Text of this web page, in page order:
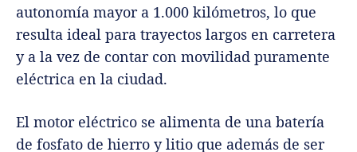
autonomía mayor a 1.000 kilómetros, lo que
resulta ideal para trayectos largos en carretera
y a la vez de contar con movilidad puramente
eléctrica en la ciudad.
El motor eléctrico se alimenta de una batería
de fosfato de hierro y litio que además de ser